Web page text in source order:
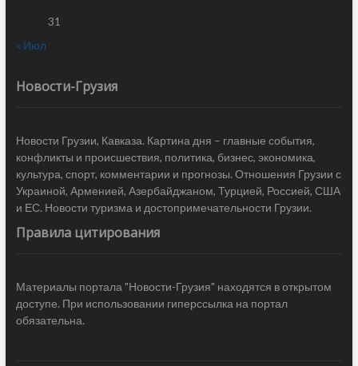
31
« Июл
Новости-Грузия
Новости Грузии, Кавказа. Картина дня – главные события,
конфликты и происшествия, политика, бизнес, экономика,
культура, спорт, комментарии и прогнозы. Отношения Грузии с
Украиной, Арменией, Азербайджаном, Турцией, Россией, США
и ЕС. Новости туризма и достопримечательности Грузии.
Правила цитирования
Материалы портала "Новости-Грузия" находятся в открытом
доступе. При использовании гиперссылка на портал
обязательна.